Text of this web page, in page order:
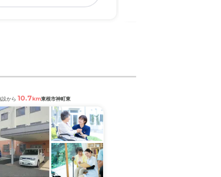
から 10.7km東根市神町東